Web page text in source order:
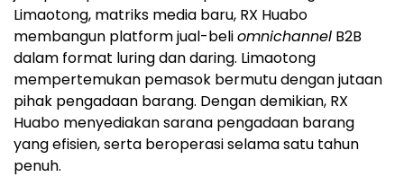
Limaotong, matriks media baru, RX Huabo
membangun platform jual-beliomnichannel B2B
dalam format luring dan daring. Limaotong
mempertemukan pemasok bermutu dengan jutaan
pihak pengadaan barang. Dengan demikian, RX
Huabo menyediakan sarana pengadaan barang
yang efisien, serta beroperasi selama satu tahun
penuh.